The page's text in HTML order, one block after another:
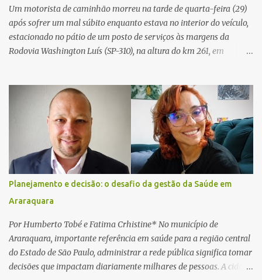
Um motorista de caminhão morreu na tarde de quarta-feira (29)
após sofrer um mal súbito enquanto estava no interior do veículo,
estacionado no pátio de um posto de serviços às margens da
Rodovia Washington Luís (SP-310), na altura do km 261, em
relatos de que havia um condutor inconsciente dentro de um
caminhão. Equipes de resgate foram rapidamente deslocadas ao
local e encontraram a vítima em parada cardiorrespiratória. Os
socorristas iniciaram imediatamente as manobras de reanimação
cardiopulmonar (RCP), porém, apesar de todos os esforços, o
motorista não respondeu aos procedimentos. Às 17h03, médicos
da Unidade de Suporte Avançado constataram o óbito da vítima.
Fonte: São Carlos Agora
Planejamento e decisão: o desafio da gestão da Saúde em
Araraquara
Por Humberto Tobé e Fatima Crhistine* No município de
Araraquara, importante referência em saúde para a região central
do Estado de São Paulo, administrar a rede pública significa tomar
decisões que impactam diariamente milhares de pessoas. A cidade